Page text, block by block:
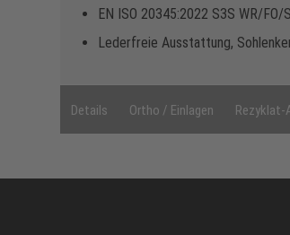
EN ISO 20345:2022 S3S WR/FO/
Lederfreie Ausstattung,
Details Ortho / Einlagen Rezyklat-